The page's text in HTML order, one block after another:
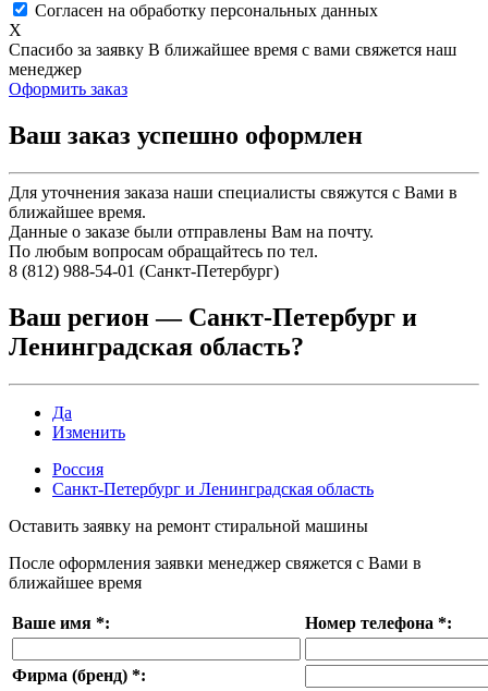
Согласен на обработку персональных данных
X
Спасибо за заявку В ближайшее время с вами свяжется наш
менеджер
Оформить заказ
Ваш заказ успешно оформлен
Для уточнения заказа наши специалисты свяжутся с Вами в
ближайшее время.
Данные о заказе были отправлены Вам на почту.
По любым вопросам обращайтесь по тел.
8 (812) 988-54-01 (Санкт-Петербург)
Ваш регион — Санкт-Петербург и
Ленинградская область?
Да
Изменить
Россия
Санкт-Петербург и Ленинградская область
Оставить заявку на ремонт стиральной машины
После оформления заявки менеджер свяжется с Вами в
ближайшее время
Ваше имя *: Номер телефона *:
Фирма (бренд) *: